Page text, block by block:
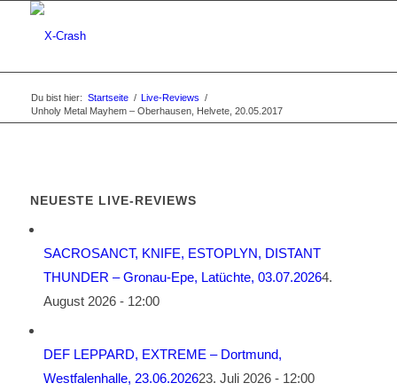
Du bist hier: Startseite / Live-Reviews /
Unholy Metal Mayhem – Oberhausen, Helvete, 20.05.2017
NEUESTE LIVE-REVIEWS
SACROSANCT, KNIFE, ESTOPLYN, DISTANT
THUNDER – Gronau-Epe, Latüchte, 03.07.20264.
August 2026 - 12:00
DEF LEPPARD, EXTREME – Dortmund,
Westfalenhalle, 23.06.202623. Juli 2026 - 12:00